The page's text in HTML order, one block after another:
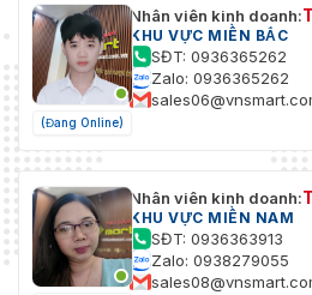
(Đang Online)
Nhân viên kinh doanh:
KHU VỰC MIỀN BẮC
SĐT: 0936365262
Zalo: 0936365262
Nhân viên kinh doanh:
KHU VỰC MIỀN NAM
SĐT: 0936363913
Zalo: 0938279055